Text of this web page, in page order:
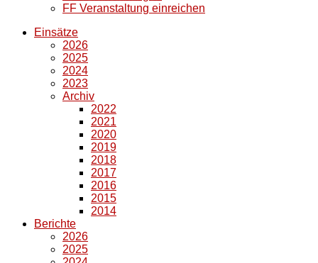
FF Veranstaltung einreichen
Einsätze
2026
2025
2024
2023
Archiv
2022
2021
2020
2019
2018
2017
2016
2015
2014
Berichte
2026
2025